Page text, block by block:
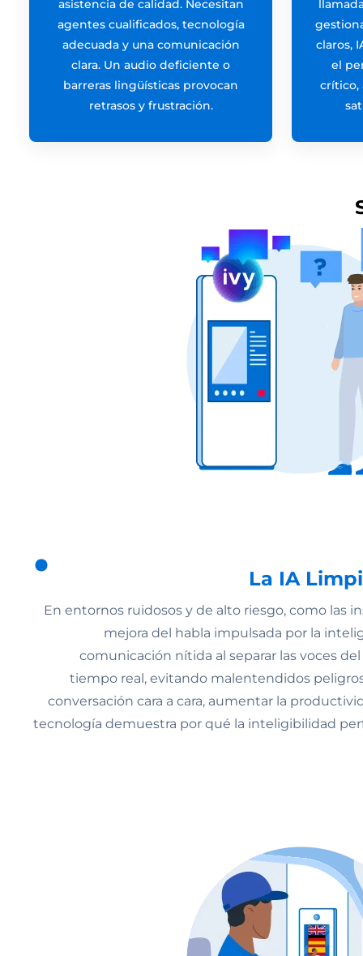
asistencia de calidad. Necesitan
agentes cualificados, tecnología
adecuada y una comunicación
clara. Un audio deficiente o
barreras lingüísticas provocan
retrasos y frustración.
claros,
el
crítico,
La IA
En entornos ruidosos y de alto riesgo, como las
mejora del habla impulsada por la
comunicación nítida al separar las voces
tiempo real, evitando malentendidos
conversación cara a cara, aumentar la
tecnología demuestra por qué la inteligibilidad